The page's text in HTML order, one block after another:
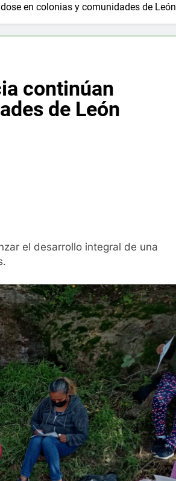
en colonias y comunidades de León
continúan
de León
el desarrollo integral de una